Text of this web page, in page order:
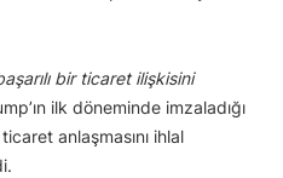
bir ticaret ilişkisini
ilk döneminde imzaladığı
anlaşmasını ihlal